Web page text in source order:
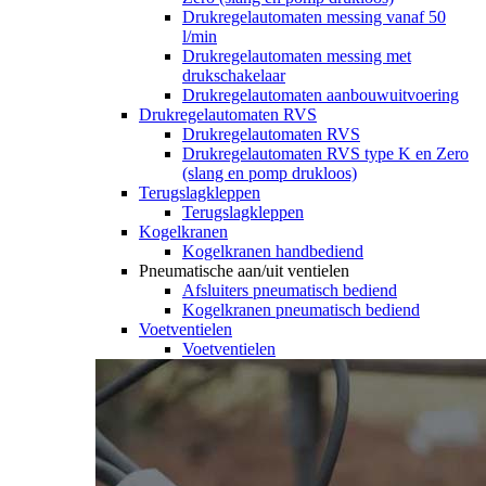
Drukregelautomaten messing vanaf 50
l/min
Drukregelautomaten messing met
drukschakelaar
Drukregelautomaten aanbouwuitvoering
Drukregelautomaten RVS
Drukregelautomaten RVS
Drukregelautomaten RVS type K en Zero
(slang en pomp drukloos)
Terugslagkleppen
Terugslagkleppen
Kogelkranen
Kogelkranen handbediend
Pneumatische aan/uit ventielen
Afsluiters pneumatisch bediend
Kogelkranen pneumatisch bediend
Voetventielen
Voetventielen